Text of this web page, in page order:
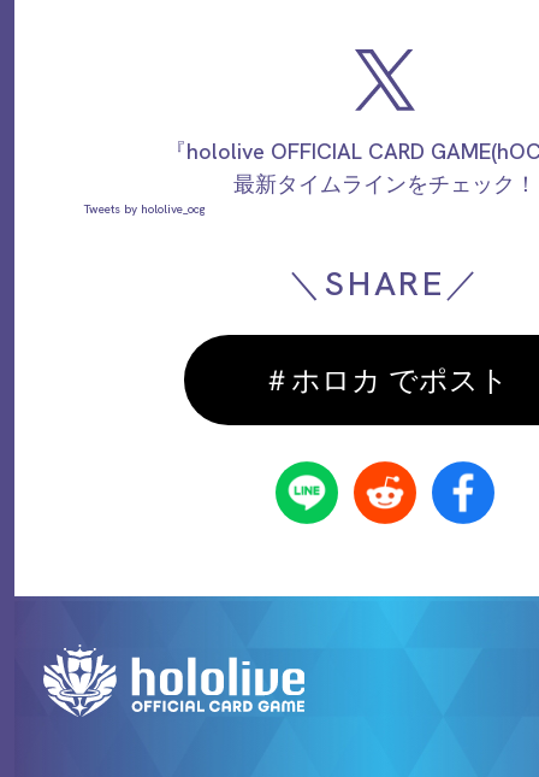
『hololive OFFICIAL CARD
最新タイムラインをチェック！
Tweets by hololive_ocg
＼SHARE／
＃ホロカ でポスト